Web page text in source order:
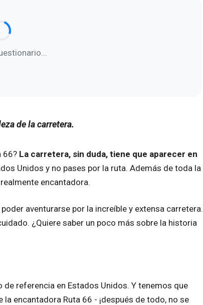
de la carretera.
66? La carretera, sin duda, tiene que aparecer en
Unidos y no pases por la ruta. Además de toda la
encantadora.
aventurarse por la increíble y extensa carretera.
¿Quiere saber un poco más sobre la historia
referencia en Estados Unidos. Y tenemos que
encantadora Ruta 66 - ¡después de todo, no se